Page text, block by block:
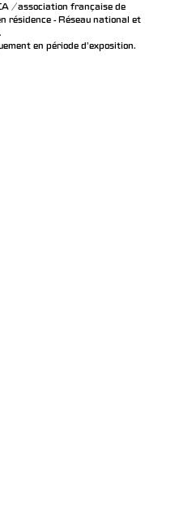
/ association française de
résidence - Réseau national et
en période d'exposition.